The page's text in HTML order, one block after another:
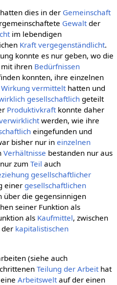
dies in der Gemeinschaft
Gewaltder
im lebendigen
Kraft vergegenständlicht.
konnte es nur geben, wo die
ihren Bedürfnissen
konnten, ihre einzelnen
Wirkung vermittelthatten und
gesellschaftlichgeteilt
Produktivkraftkonnte daher
werden, wie ihre
eingefunden und
bisher nur ineinzelnen
Verhältnisse bestanden nur aus
zum Teil auch
gesellschaftlicher
einer gesellschaftlichen
über die gegensinnigen
seiner Funktion als
als Kaufmittel, zwischen
kapitalistischen
(siehe auch
Teilung der Arbeithat
Arbeitsweltauf der einen